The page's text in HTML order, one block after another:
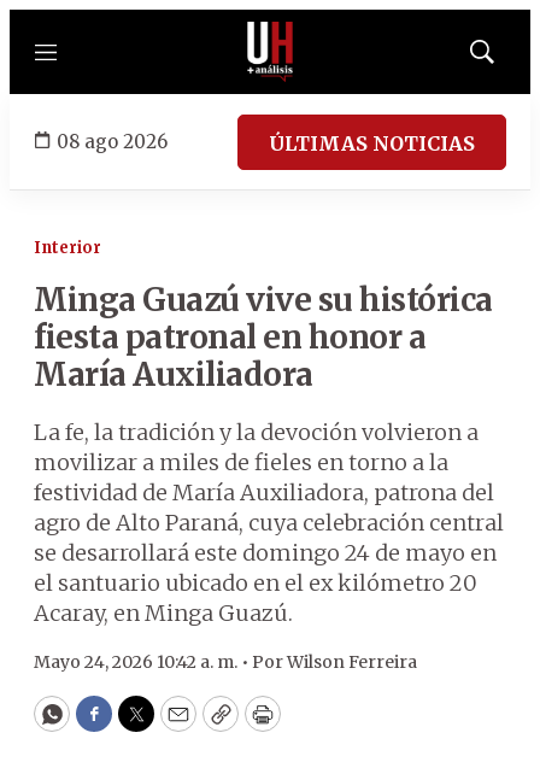
Menú
Mostrar
08 ago 2026 ÚLTIMAS NOTICIAS
Interior
Minga Guazú vive su histórica
fiesta patronal en honor a
María Auxiliadora
La fe, la tradición y la devoción volvieron a
movilizar a miles de fieles en torno a la
festividad de María Auxiliadora, patrona del
agro de Alto Paraná, cuya celebración central
se desarrollará este domingo 24 de mayo en
el santuario ubicado en el ex kilómetro 20
Acaray, en Minga Guazú.
Mayo 24, 2026 10:42 a. m. • PorWilson Ferreira
WhatsApp
Facebook
Twitter
EmailCopyPrint